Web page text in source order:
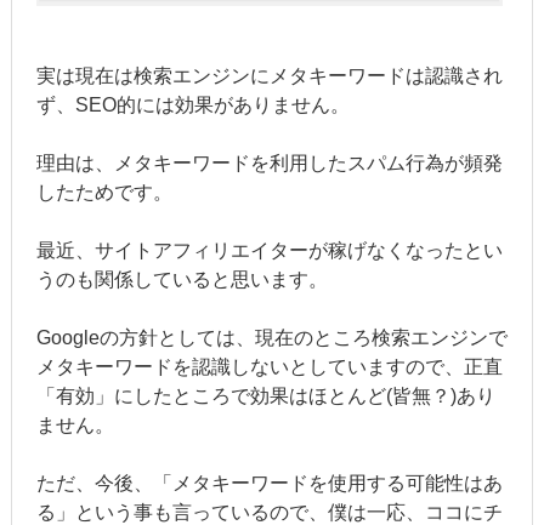
実は現在は検索エンジンにメタキーワードは認識され
ず、SEO的には効果がありません。
理由は、メタキーワードを利用したスパム行為が頻発
したためです。
最近、サイトアフィリエイターが稼げなくなったとい
うのも関係していると思います。
Googleの方針としては、現在のところ検索エンジンで
メタキーワードを認識しないとしていますので、正直
「有効」にしたところで効果はほとんど(皆無？)あり
ません。
ただ、今後、「メタキーワードを使用する可能性はあ
る」という事も言っているので、僕は一応、ココにチ